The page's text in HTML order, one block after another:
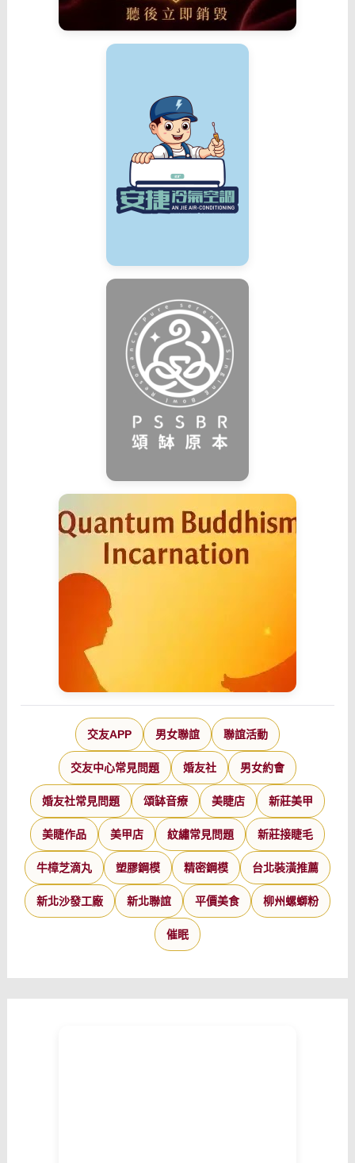
交友APP 男女聯誼 聯誼活動
交友中心常見問題 婚友社 男女約會
婚友社常見問題 頌缽音療 美睫店 新莊美甲
美睫作品 美甲店 紋繡常見問題 新莊接睫毛
牛樟芝滴丸 塑膠鋼模 精密鋼模 台北裝潢推薦
新北沙發工廠 新北聯誼 平價美食 柳州螺螄粉
催眠